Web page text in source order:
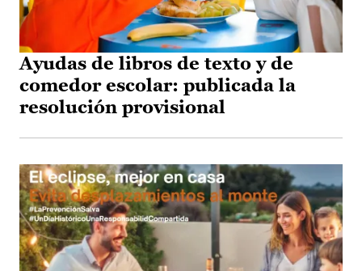
Ayudas de libros de texto y de
comedor escolar: publicada la
resolución provisional